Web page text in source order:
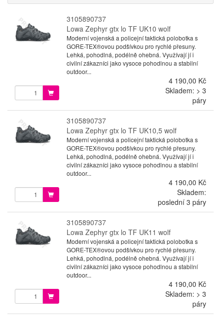
3105890737
Lowa Zephyr gtx lo TF UK10 wolf
Moderní vojenská a policejní taktická polobotka s
GORE-TEX®ovou podšívkou pro rychlé přesuny.
Lehká, pohodlná, podélně ohebná. Využívají jí i
civilní zákazníci jako vysoce pohodlnou a stabilní
outdoor...
4 190,00 Kč
Skladem: > 3
páry
3105890737
Lowa Zephyr gtx lo TF UK10,5 wolf
Moderní vojenská a policejní taktická polobotka s
GORE-TEX®ovou podšívkou pro rychlé přesuny.
Lehká, pohodlná, podélně ohebná. Využívají jí i
civilní zákazníci jako vysoce pohodlnou a stabilní
outdoor...
4 190,00 Kč
Skladem:
poslední 3 páry
3105890737
Lowa Zephyr gtx lo TF UK11 wolf
Moderní vojenská a policejní taktická polobotka s
GORE-TEX®ovou podšívkou pro rychlé přesuny.
Lehká, pohodlná, podélně ohebná. Využívají jí i
civilní zákazníci jako vysoce pohodlnou a stabilní
outdoor...
4 190,00 Kč
Skladem: > 3
páry